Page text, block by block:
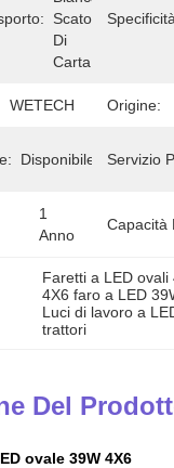
Scatola
Di
Carta
WETECH Origine:
Disponibile Servizio
1
Anno
Capacità
Faretti a LED ovali
4X6 faro a LED
Luci di lavoro a
trattori
Del
ovale 39W 4X6